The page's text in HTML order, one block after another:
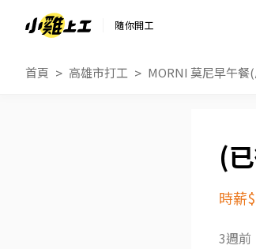
隨你開工
首頁 高雄市打工 MORNI 莫尼早午餐
時薪
3週前